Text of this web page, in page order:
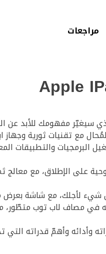
مراجعات
مع تقنيات ثورية وجهاز